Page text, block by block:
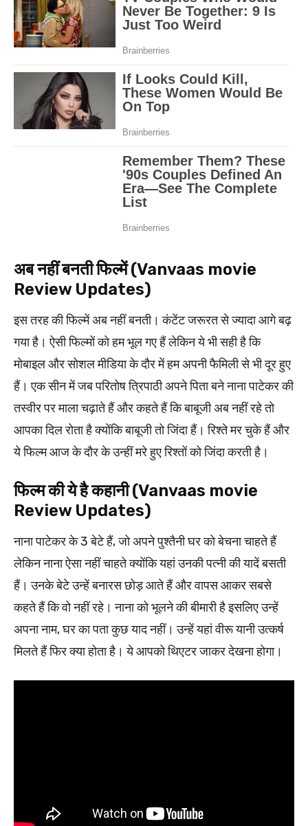
अब नहीं बनती फिल्में (Vanvaas movie
Review Updates)
इस तरह की फिल्में अब नहीं बनती। कंटेंट जरूरत से ज्यादा आगे बढ़
गया है। ऐसी फिल्मों को हम भूल गए हैं लेकिन ये भी सही है कि
मोबाइल और सोशल मीडिया के दौर में हम अपनी फैमिली से भी दूर हुए
हैं। एक सीन में जब परितोष त्रिपाठी अपने पिता बने नाना पाटेकर की
तस्वीर पर माला चढ़ाते हैं और कहते हैं कि बाबूजी अब नहीं रहे तो
आपका दिल रोता है क्योंकि बाबूजी तो जिंदा हैं। रिश्ते मर चुके हैं और
ये फिल्म आज के दौर के उन्हीं मरे हुए रिश्तों को जिंदा करती है।
फिल्म की ये है कहानी (Vanvaas movie
Review Updates)
नाना पाटेकर के 3 बेटे हैं, जो अपने पुश्तैनी घर को बेचना चाहते हैं
लेकिन नाना ऐसा नहीं चाहते क्योंकि यहां उनकी पत्नी की यादें बसती
हैं। उनके बेटे उन्हें बनारस छोड़ आते हैं और वापस आकर सबसे
कहते हैं कि वो नहीं रहे। नाना को भूलने की बीमारी है इसलिए उन्हें
अपना नाम, घर का पता कुछ याद नहीं। उन्हें यहां वीरू यानी उत्कर्ष
मिलते हैं फिर क्या होता है। ये आपको थिएटर जाकर देखना होगा।